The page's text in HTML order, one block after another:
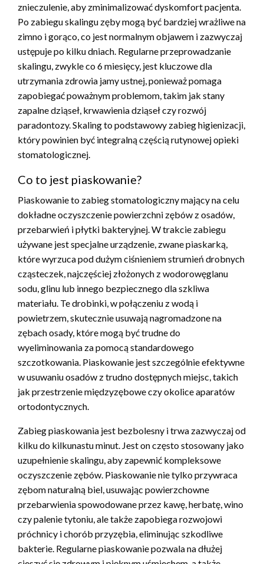
znieczulenie, aby zminimalizować dyskomfort pacjenta.
Po zabiegu skalingu zęby mogą być bardziej wrażliwe na
zimno i gorąco, co jest normalnym objawem i zazwyczaj
ustępuje po kilku dniach. Regularne przeprowadzanie
skalingu, zwykle co 6 miesięcy, jest kluczowe dla
utrzymania zdrowia jamy ustnej, ponieważ pomaga
zapobiegać poważnym problemom, takim jak stany
zapalne dziąseł, krwawienia dziąseł czy rozwój
paradontozy. Skaling to podstawowy zabieg higienizacji,
który powinien być integralną częścią rutynowej opieki
stomatologicznej.
Co to jest piaskowanie?
Piaskowanie to zabieg stomatologiczny mający na celu
dokładne oczyszczenie powierzchni zębów z osadów,
przebarwień i płytki bakteryjnej. W trakcie zabiegu
używane jest specjalne urządzenie, zwane piaskarką,
które wyrzuca pod dużym ciśnieniem strumień drobnych
cząsteczek, najczęściej złożonych z wodorowęglanu
sodu, glinu lub innego bezpiecznego dla szkliwa
materiału. Te drobinki, w połączeniu z wodą i
powietrzem, skutecznie usuwają nagromadzone na
zębach osady, które mogą być trudne do
wyeliminowania za pomocą standardowego
szczotkowania. Piaskowanie jest szczególnie efektywne
w usuwaniu osadów z trudno dostępnych miejsc, takich
jak przestrzenie międzyzębowe czy okolice aparatów
ortodontycznych.
Zabieg piaskowania jest bezbolesny i trwa zazwyczaj od
kilku do kilkunastu minut. Jest on często stosowany jako
uzupełnienie skalingu, aby zapewnić kompleksowe
oczyszczenie zębów. Piaskowanie nie tylko przywraca
zębom naturalną biel, usuwając powierzchowne
przebarwienia spowodowane przez kawę, herbatę, wino
czy palenie tytoniu, ale także zapobiega rozwojowi
próchnicy i chorób przyzębia, eliminując szkodliwe
bakterie. Regularne piaskowanie pozwala na dłużej